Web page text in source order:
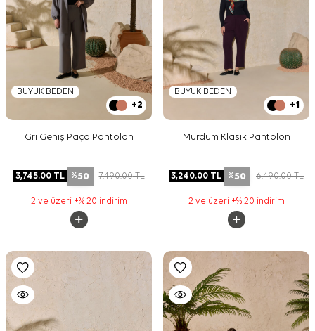
BÜYÜK BEDEN
+2
Gri Geniş Paça Pantolon
3,745.00TL %50 7,490.00TL
2 ve üzeri +% 20 indirim
BÜYÜK BEDEN
+1
Mürdüm Klasik Pantolon
3,240.00 TL %50 6,490.00TL
2 ve üzeri +% 20 indirim